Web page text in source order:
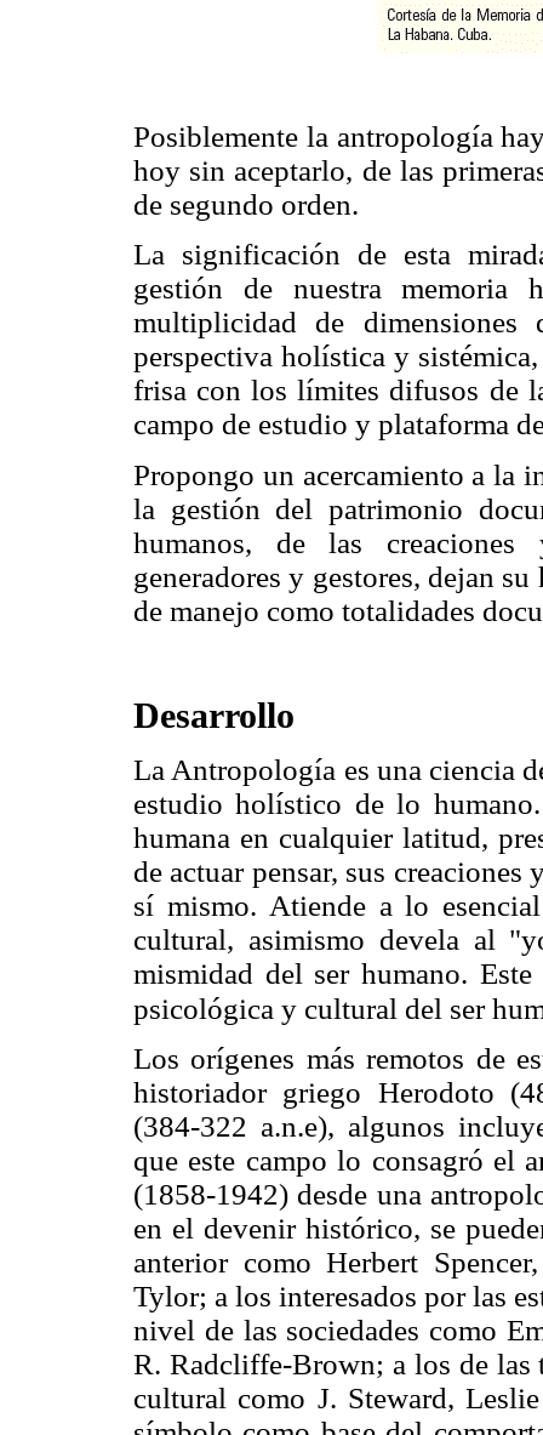
Posiblemente la antropología
hoy sin aceptarlo, de las
de segundo orden.
La significación de esta
gestión de nuestra memoria
multiplicidad de
perspectiva holística y
frisa con los límites difusos de
campo de estudio y plataforma
Propongo un acercamiento a la
la gestión del patrimonio
humanos, de las
generadores y gestores, dejan
de manejo como totalidades
Desarrollo
La Antropología es una ciencia
estudio holístico de lo
humana en cualquier latitud,
de actuar pensar, sus
sí mismo. Atiende a lo
cultural, asimismo devela al
mismidad del ser humano.
psicológica y cultural del ser
Los orígenes más remotos de
historiador griego Herodoto
(384-322 a.n.e), algunos
que este campo lo consagró el
(1858-1942) desde una
en el devenir histórico, se
anterior como Herbert
Tylor; a los interesados por las
nivel de las sociedades como
R. Radcliffe-Brown; a los de las
cultural como J. Steward,